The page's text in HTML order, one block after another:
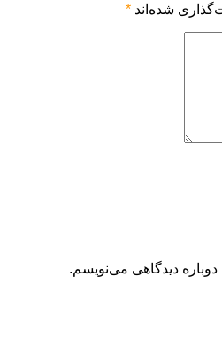
شده‌اند *
دیدگاهی می‌نویسم.